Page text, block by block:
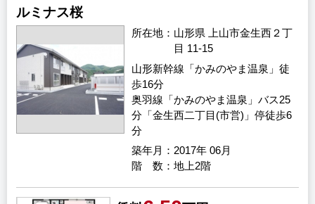
ルミナス桜
所在地
山形県 上山市金生西２丁
目 11-15
築年月 2017年 06月
山形新幹線「かみのやま温泉」徒
歩16分
奥羽線「かみのやま温泉」バス25
分「金生西二丁目(市営)」停徒歩6
分
階 数 地上2階